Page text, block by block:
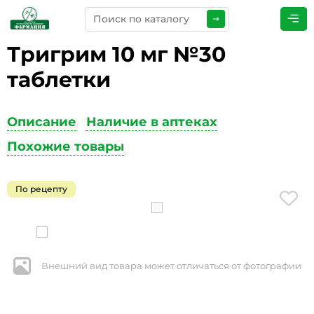
Тригрим 10 мг №30
таблетки
Описание
Наличие в аптеках
Похожие товары
По рецепту
Внешний вид товара может отличаться от фотографии
ПРЕДСТАВЬТЕСЬ
ТЕЛЕФОН*
ЭЛЕКТРОННАЯ ПОЧТА
КОММЕНТАРИИ*